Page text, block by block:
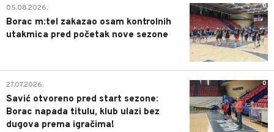
0
05.08.2026.
Borac m:tel zakazao osam kontrolnih
utakmica pred početak nove sezone
0
27.07.2026.
Savić otvoreno pred start sezone:
Borac napada titulu, klub ulazi bez
dugova prema igračima!